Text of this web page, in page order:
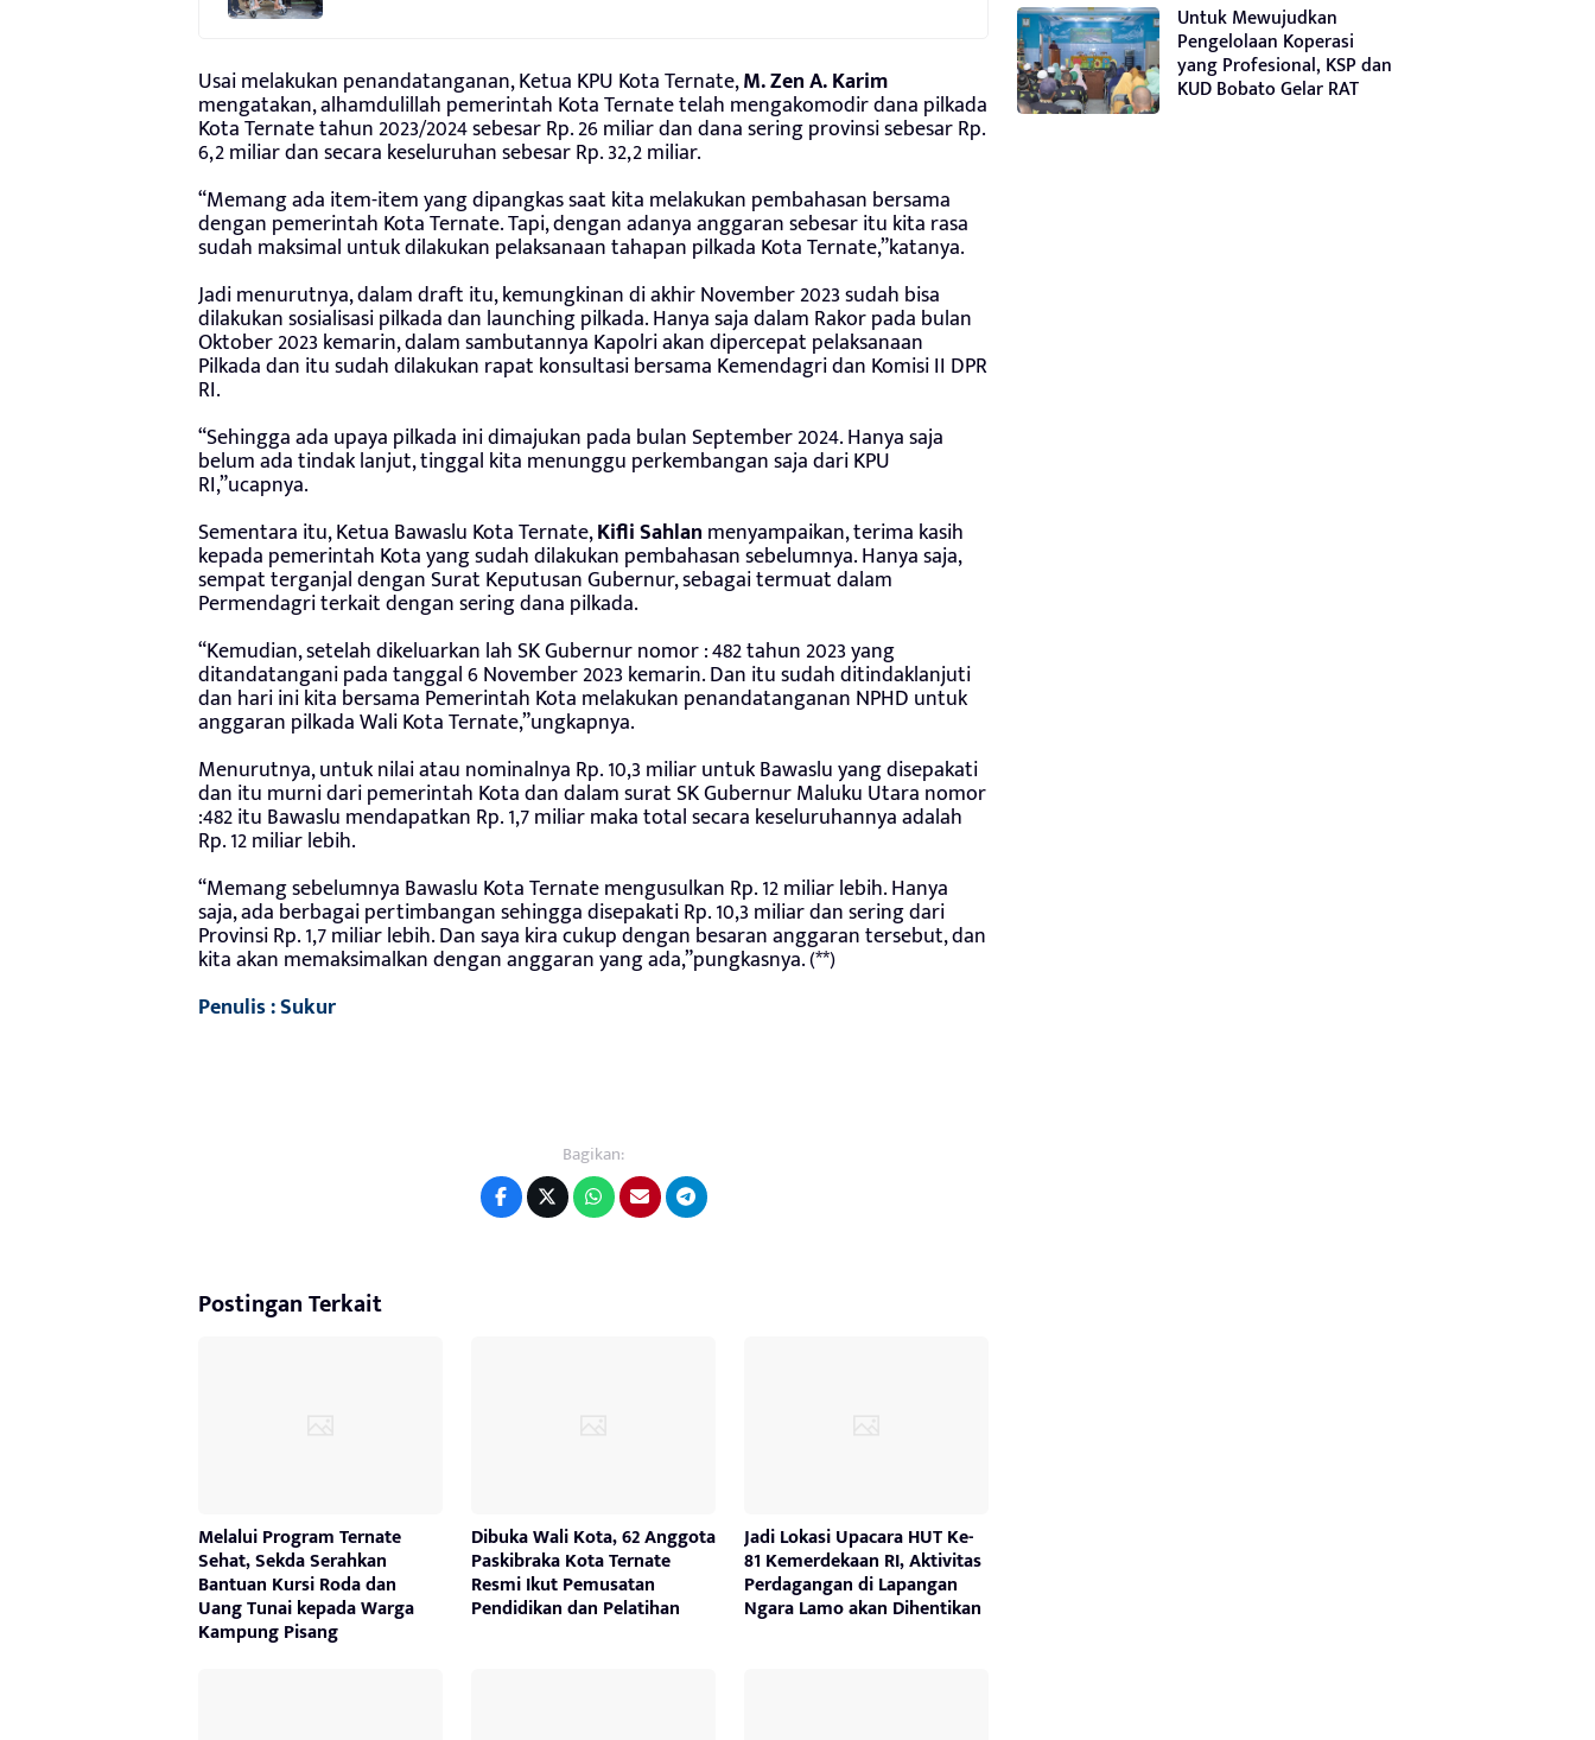
Usai melakukan penandatanganan, Ketua KPU Kota Ternate,M. Zen A. Karim
mengatakan, alhamdulillah pemerintah Kota Ternate telah mengakomodir dana pilkada
Kota Ternate tahun 2023/2024 sebesar Rp. 26 miliar dan dana sering provinsi sebesar Rp.
6,2 miliar dan secara keseluruhan sebesar Rp. 32,2 miliar.
“Memang ada item-item yang dipangkas saat kita melakukan pembahasan bersama
dengan pemerintah Kota Ternate. Tapi, dengan adanya anggaran sebesar itu kita rasa
sudah maksimal untuk dilakukan pelaksanaan tahapan pilkada Kota Ternate,”katanya.
Jadi menurutnya, dalam draft itu, kemungkinan di akhir November 2023 sudah bisa
dilakukan sosialisasi pilkada dan launching pilkada. Hanya saja dalam Rakor pada bulan
Oktober 2023 kemarin, dalam sambutannya Kapolri akan dipercepat pelaksanaan
Pilkada dan itu sudah dilakukan rapat konsultasi bersama Kemendagri dan Komisi II DPR
RI.
“Sehingga ada upaya pilkada ini dimajukan pada bulan September 2024. Hanya saja
belum ada tindak lanjut, tinggal kita menunggu perkembangan saja dari KPU
RI,”ucapnya.
Sementara itu, Ketua Bawaslu Kota Ternate,Kifli Sahlan menyampaikan, terima kasih
kepada pemerintah Kota yang sudah dilakukan pembahasan sebelumnya. Hanya saja,
sempat terganjal dengan Surat Keputusan Gubernur, sebagai termuat dalam
Permendagri terkait dengan sering dana pilkada.
“Kemudian, setelah dikeluarkan lah SK Gubernur nomor : 482 tahun 2023 yang
ditandatangani pada tanggal 6 November 2023 kemarin. Dan itu sudah ditindaklanjuti
dan hari ini kita bersama Pemerintah Kota melakukan penandatanganan NPHD untuk
anggaran pilkada Wali Kota Ternate,”ungkapnya.
Menurutnya, untuk nilai atau nominalnya Rp. 10,3 miliar untuk Bawaslu yang disepakati
dan itu murni dari pemerintah Kota dan dalam surat SK Gubernur Maluku Utara nomor
:482 itu Bawaslu mendapatkan Rp. 1,7 miliar maka total secara keseluruhannya adalah
Rp. 12 miliar lebih.
“Memang sebelumnya Bawaslu Kota Ternate mengusulkan Rp. 12 miliar lebih. Hanya
saja, ada berbagai pertimbangan sehingga disepakati Rp. 10,3 miliar dan sering dari
Provinsi Rp. 1,7 miliar lebih. Dan saya kira cukup dengan besaran anggaran tersebut, dan
kita akan memaksimalkan dengan anggaran yang ada,”pungkasnya. (**)
Penulis : Sukur
Bagikan:
Postingan Terkait
Melalui Program Ternate
Sehat, Sekda Serahkan
Bantuan Kursi Roda dan
Uang Tunai kepada Warga
Kampung Pisang
Dibuka Wali Kota, 62 Anggota
Paskibraka Kota Ternate
Resmi Ikut Pemusatan
Pendidikan dan Pelatihan
Jadi Lokasi Upacara HUT Ke-
81 Kemerdekaan RI, Aktivitas
Perdagangan di Lapangan
Ngara Lamo akan Dihentikan
Untuk Mewujudkan
Pengelolaan Koperasi
yang Profesional, KSP dan
KUD Bobato Gelar RAT